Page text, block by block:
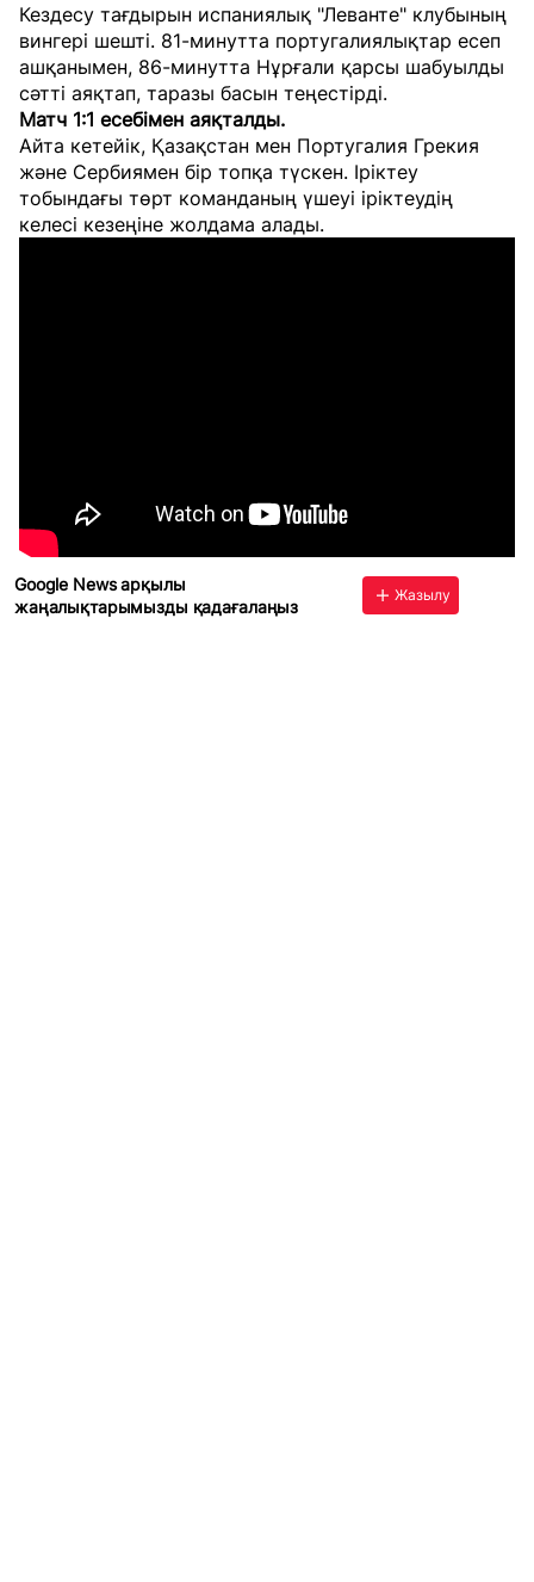
Кездесу тағдырын испаниялық "Леванте" клубының
вингері шешті. 81-минутта португалиялықтар есеп
ашқанымен, 86-минутта Нұрғали қарсы шабуылды
сәтті аяқтап, таразы басын теңестірді.
Матч 1:1 есебімен аяқталды.
Айта кетейік, Қазақстан мен Португалия Грекия
және Сербиямен бір топқа түскен. Іріктеу
тобындағы төрт команданың үшеуі іріктеудің
келесі кезеңіне жолдама алады.
Google News арқылы
жаңалықтарымызды қадағалаңыз
Жазылу